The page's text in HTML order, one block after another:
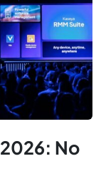
No